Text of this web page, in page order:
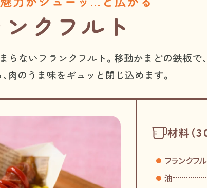
ンクフルト
ないフランクフルト。移動かまどの鉄板で
肉のうま味をギュッと閉じ込めます。
材料（
フランクフ
油